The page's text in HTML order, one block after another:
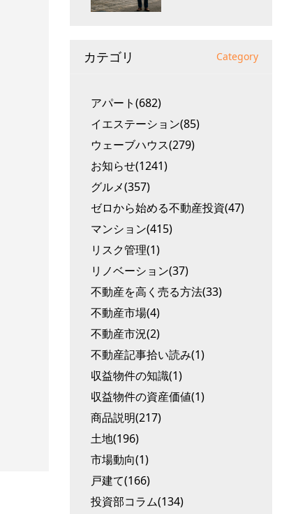
カテゴリ Category
アパート(682)
イエステーション(85)
ウェーブハウス(279)
お知らせ(1241)
グルメ(357)
ゼロから始める不動産投資(47)
マンション(415)
リスク管理(1)
リノベーション(37)
不動産を高く売る方法(33)
不動産市場(4)
不動産市況(2)
不動産記事拾い読み(1)
収益物件の知識(1)
収益物件の資産価値(1)
商品説明(217)
土地(196)
市場動向(1)
戸建て(166)
投資部コラム(134)